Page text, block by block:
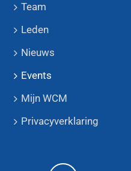
Team
Leden
Nieuws
Events
Mijn WCM
Privacyverklaring